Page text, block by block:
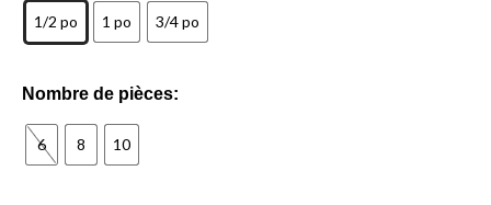
1/2 po 1 po 3/4 po
Nombre de pièces:
6 8 10